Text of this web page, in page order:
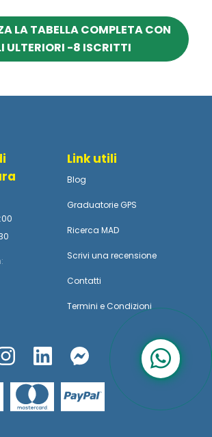
LA TABELLA COMPLETA CON
ULTERIORI -8 ISCRITTI
Link utili
Blog
Graduatorie GPS
Ricerca MAD
Scrivi una recensione
Contatti
Termini e Condizioni